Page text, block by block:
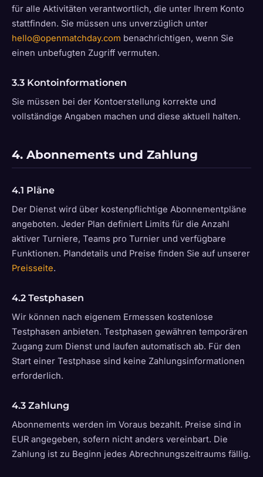
für alle Aktivitäten verantwortlich, die unter Ihrem Konto
stattfinden. Sie müssen uns unverzüglich unter
hello@openmatchday.com benachrichtigen, wenn Sie
einen unbefugten Zugriff vermuten.
3.3 Kontoinformationen
Sie müssen bei der Kontoerstellung korrekte und
vollständige Angaben machen und diese aktuell halten.
4. Abonnements und Zahlung
4.1 Pläne
Der Dienst wird über kostenpflichtige Abonnementpläne
angeboten. Jeder Plan definiert Limits für die Anzahl
aktiver Turniere, Teams pro Turnier und verfügbare
Funktionen. Plandetails und Preise finden Sie auf unserer
Preisseite.
4.2 Testphasen
Wir können nach eigenem Ermessen kostenlose
Testphasen anbieten. Testphasen gewähren temporären
Zugang zum Dienst und laufen automatisch ab. Für den
Start einer Testphase sind keine Zahlungsinformationen
erforderlich.
4.3 Zahlung
Abonnements werden im Voraus bezahlt. Preise sind in
EUR angegeben, sofern nicht anders vereinbart. Die
Zahlung ist zu Beginn jedes Abrechnungszeitraums fällig.